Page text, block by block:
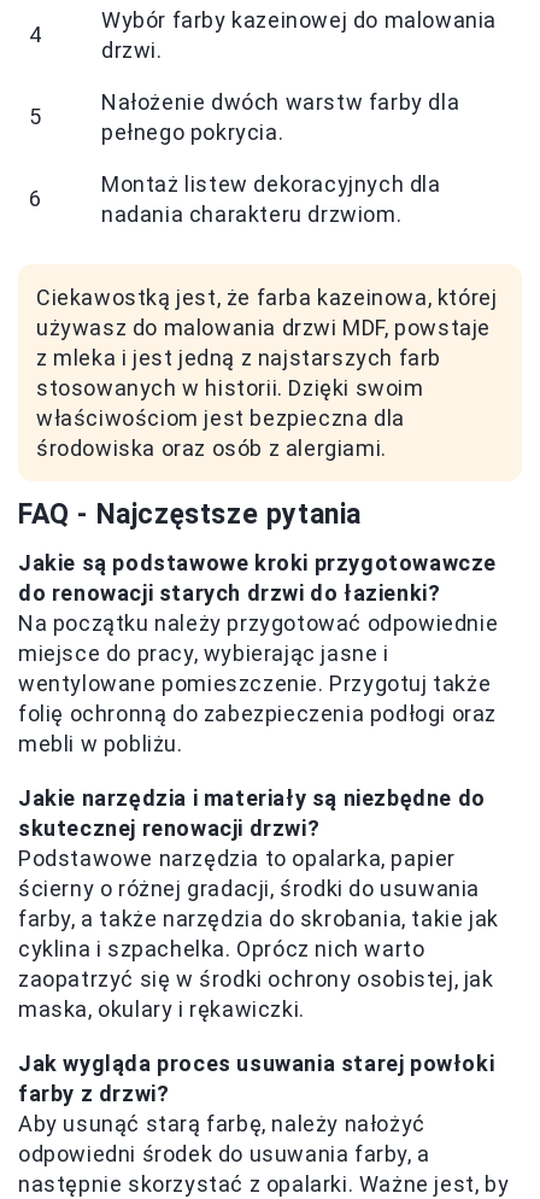
4
Wybór farby kazeinowej do malowania
drzwi.
5
Nałożenie dwóch warstw farby dla
pełnego pokrycia.
6
Montaż listew dekoracyjnych dla
nadania charakteru drzwiom.
Ciekawostką jest, że farba kazeinowa, której
używasz do malowania drzwi MDF, powstaje
z mleka i jest jedną z najstarszych farb
stosowanych w historii. Dzięki swoim
właściwościom jest bezpieczna dla
środowiska oraz osób z alergiami.
FAQ - Najczęstsze pytania
Jakie są podstawowe kroki przygotowawcze
do renowacji starych drzwi do łazienki?
Na początku należy przygotować odpowiednie
miejsce do pracy, wybierając jasne i
wentylowane pomieszczenie. Przygotuj także
folię ochronną do zabezpieczenia podłogi oraz
mebli w pobliżu.
Jakie narzędzia i materiały są niezbędne do
skutecznej renowacji drzwi?
Podstawowe narzędzia to opalarka, papier
ścierny o różnej gradacji, środki do usuwania
farby, a także narzędzia do skrobania, takie jak
cyklina i szpachelka. Oprócz nich warto
zaopatrzyć się w środki ochrony osobistej, jak
maska, okulary i rękawiczki.
Jak wygląda proces usuwania starej powłoki
farby z drzwi?
Aby usunąć starą farbę, należy nałożyć
odpowiedni środek do usuwania farby, a
następnie skorzystać z opalarki. Ważne jest, by